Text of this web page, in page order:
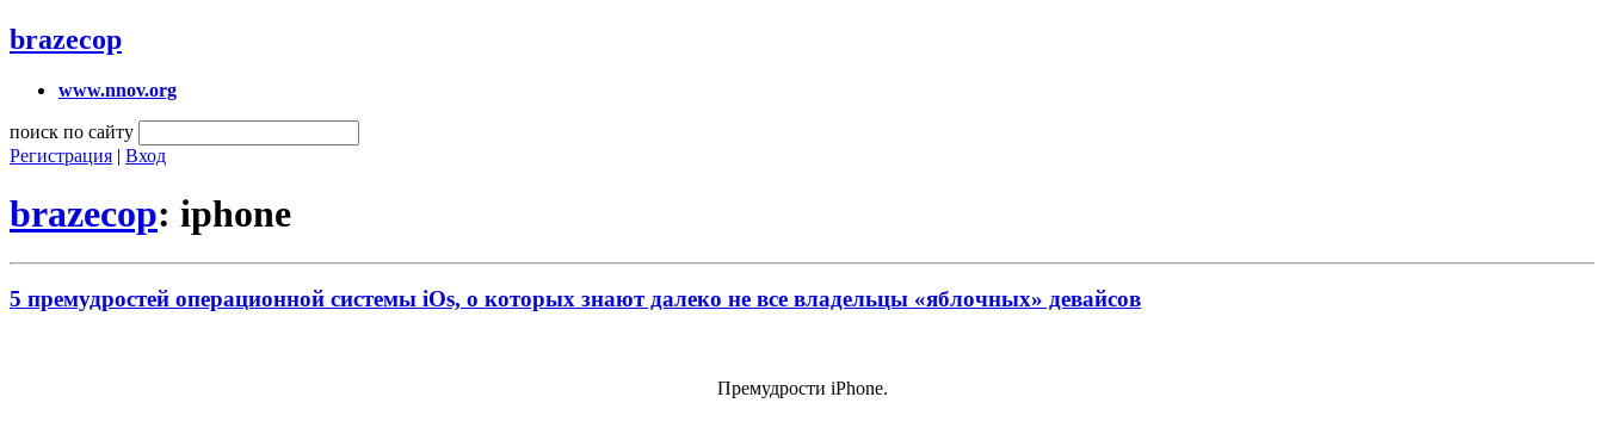
brazecop
www.nnov.org
поиск по сайту
Регистрация | Вход
brazecop: iphone
5 премудростей операционной системы iOs, о которых знают далеко не все владельцы «яблочных» девайсов
Премудрости iPhone.